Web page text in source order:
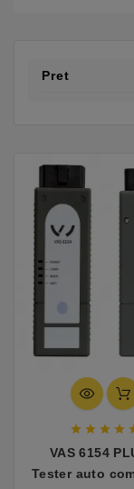
Pret
   
VAS 6154
Tester auto